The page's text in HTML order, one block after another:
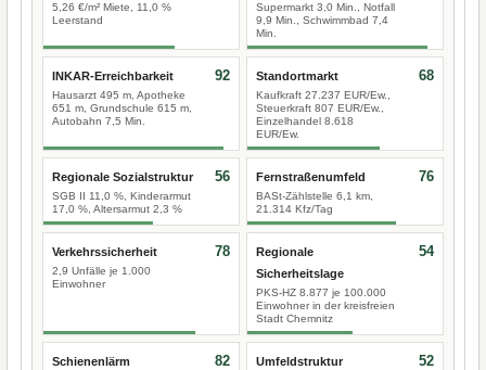
5,26 €/m² Miete, 11,0 %
Leerstand
Supermarkt 3,0 Min., Notfall
9,9 Min., Schwimmbad 7,4
Min.
INKAR-Erreichbarkeit
Hausarzt 495 m, Apotheke
651 m, Grundschule 615 m,
Autobahn 7,5 Min.
92 Standortmarkt
Kaufkraft 27.237 EUR/Ew.,
Steuerkraft 807 EUR/Ew.,
Einzelhandel 8.618
EUR/Ew.
68
Regionale Sozialstruktur
SGB II 11,0 %, Kinderarmut
17,0 %, Altersarmut 2,3 %
56 Fernstraßenumfeld
BASt-Zählstelle 6,1 km,
21.314 Kfz/Tag
76
Verkehrssicherheit
2,9 Unfälle je 1.000
Einwohner
78
Regionale
Sicherheitslage
PKS-HZ 8.877 je 100.000
Einwohner in der kreisfreien
Stadt Chemnitz
54
Schienenlärm 82 Umfeldstruktur 52